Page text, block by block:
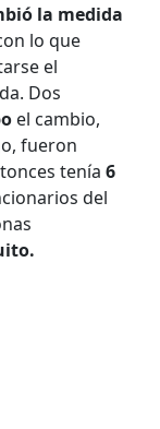
la medida
lo que
el
Dos
el cambio,
fueron
tenía6
del